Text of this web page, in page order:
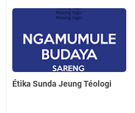
Étika Sunda Jeung Téologi